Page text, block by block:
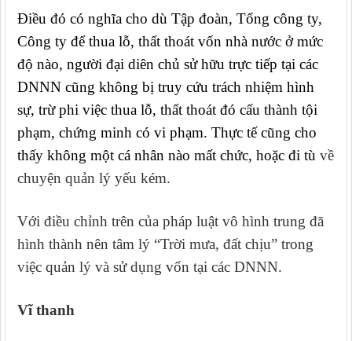
Điều đó có nghĩa cho dù Tập đoàn, Tổng công ty,
Công ty để thua lỗ, thất thoát vốn nhà nước ở mức
độ nào, người đại diên chủ sử hữu trực tiếp tại các
DNNN cũng không bị truy cứu trách nhiệm hình
sự, trừ phi việc thua lỗ, thất thoát đó cấu thành tội
phạm, chứng minh có vi phạm. Thực tế cũng cho
thấy không một cá nhân nào mất chức, hoặc đi tù về
chuyện quản lý yếu kém.
Với điều chỉnh trên của pháp luật vô hình trung đã
hình thành nên tâm lý “Trời mưa, đất chịu” trong
việc quản lý và sử dụng vốn tại các DNNN.
Vĩ thanh